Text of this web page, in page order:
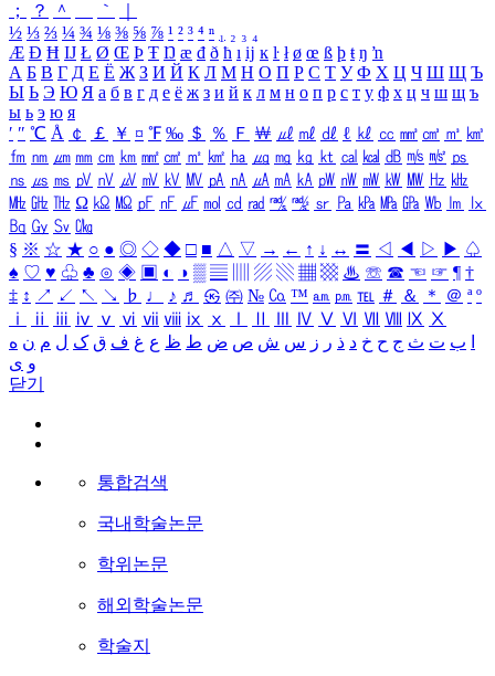
；
？ ＾ ｀
½ ⅓ ⅔ ¼ ¾ ⅛ ⅜ ⅝ ⅞ ¹ ² ³ ⁴ ⁿ ₁ ₂ ₃ ₄
Æ Ð Ħ Ĳ Ł Ø Œ Þ Ŧ Ŋ æ đ ð ħ ı ĳ ĸ ŀ ł ø œ ß þ ŧ ŋ ŉ
А Б В Г Д Е Ё Ж З И Й К Л М Н О П Р С Т У Ф Х Ц Ч Ш Щ Ъ
Ы Ь Э Ю Я а б в г д е ё ж з и й к л м н о п р с т у ф х ц ч ш щ ъ
ы ь э ю я
′ ″ ℃ Å ￠ ￡ ￥ ¤ ℉ ‰ ＄ ％ Ｆ ￦ ㎕ ㎖ ㎗ ℓ ㎘ ㏄ ㎣ ㎤ ㎥ ㎦
㎙ ㎚ ㎛ ㎜ ㎝ ㎞ ㎟ ㎠ ㎡ ㎢ ㏊ ㎍ ㎎ ㎏ ㏏ ㎈ ㎉ ㏈ ㎧ ㎨ ㎰
㎱ ㎲ ㎳ ㎴ ㎵ ㎶ ㎷ ㎸ ㎹ ㎀ ㎁ ㎂ ㎃ ㎄ ㎺ ㎻ ㎽ ㎾ ㎿ ㎐ ㎑
㎒ ㎓ ㎔ Ω ㏀ ㏁ ㎊ ㎋ ㎌ ㏖ ㏅ ㎭ ㎮ ㎯ ㏛ ㎩ ㎪ ㎫ ㎬ ㏝ ㏐
㏓
㏃ ㏉ ㏜ ㏆
§ ※ ☆ ★ ○ ● ◎ ◇ ◆ □ ■ △ ▽ → ← ↑ ↓ ↔ 〓 ◁ ◀ ▷ ▶ ♤
♠ ♡ ♥ ♧ ♣ ⊙ ◈ ▣ ◐ ◑ ▒ ▤ ▨ ▧ ▦ ▩ ♨ ☏ ☎ ☜ ☞ ¶ †
‡ ↕ ↗ ↙ ↖ ↘ ♭ ♩ ♪ ♬ ㉿ ㈜ № ㏇ ™ ㏂ ㏘ ℡ ＃ ＆ ＊ ＠ ª º
ⅰ
ⅱ ⅲ ⅳ ⅴ ⅵ ⅶ ⅷ ⅸ ⅹ Ⅳ Ⅴ Ⅵ Ⅶ Ⅷ Ⅸ Ⅹ
ب ت ث ج ح خ د ذ ر ز س ش ص ض ط ظ ع غ ف ق ک ل م ن ه
و ی
닫기
통합검색
국내학술논문
학위논문
해외학술논문
학술지